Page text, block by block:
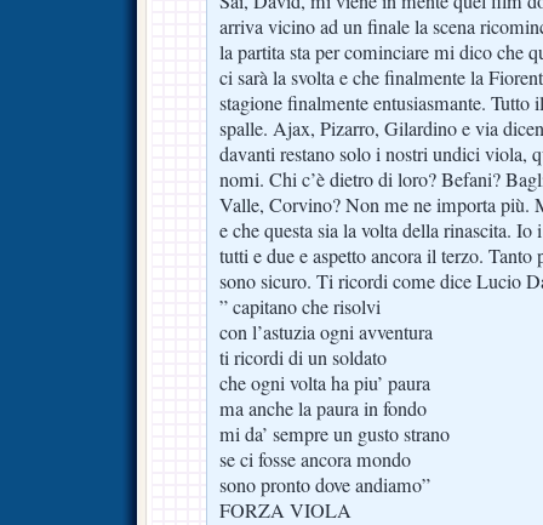
arriva vicino ad un finale la scena
la partita sta per cominciare mi dico che
ci sarà la svolta e che finalmente la
stagione finalmente entusiasmante. Tutto
spalle. Ajax, Pizarro, Gilardino e via
davanti restano solo i nostri undici viola,
nomi. Chi c’è dietro di loro? Befani?
Valle, Corvino? Non me ne importa più.
e che questa sia la volta della rinascita.
tutti e due e aspetto ancora il terzo.
sono sicuro. Ti ricordi come dice Lucio
” capitano che risolvi
con l’astuzia ogni avventura
ti ricordi di un soldato
che ogni volta ha piu’ paura
ma anche la paura in fondo
mi da’ sempre un gusto strano
se ci fosse ancora mondo
sono pronto dove andiamo”
FORZA VIOLA